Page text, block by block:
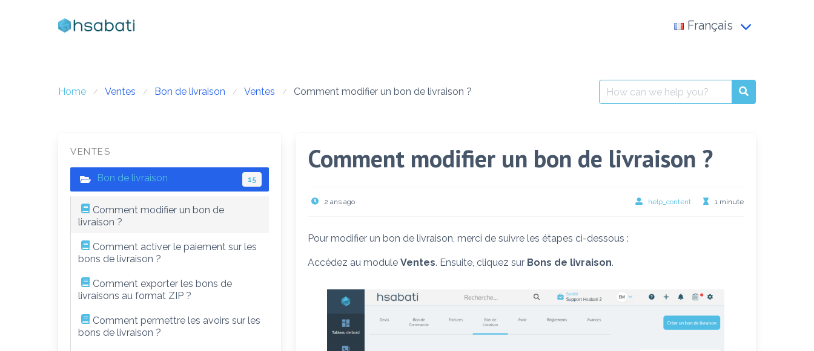
Français
العربية
English
Home Ventes Bon de livraison Ventes Comment modifier un bon de livraison ?
Search
for:
VENTES
Bon de livraison 15
Comment modifier un bon de
livraison ?
Comment activer le paiement sur les
bons de livraison ?
Comment exporter les bons de
livraisons au format ZIP ?
Comment permettre les avoirs sur les
bons de livraison ?
Comment modifier un bon de livraison ?
2 ans ago help_content 1 minute
Pour modifier un bon de livraison, merci de suivre les étapes ci-dessous :
Accédez au moduleVentes. Ensuite, cliquez sur Bons de livraison.